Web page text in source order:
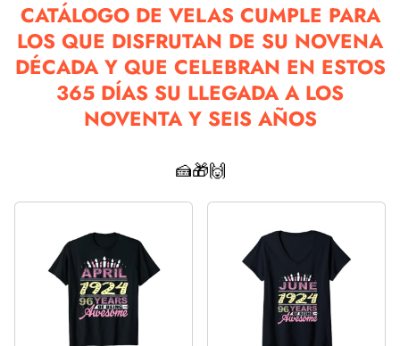
CATÁLOGO DE VELAS CUMPLE PARA
LOS QUE DISFRUTAN DE SU NOVENA
DÉCADA Y QUE CELEBRAN EN ESTOS
365 DÍAS SU LLEGADA A LOS
NOVENTA Y SEIS AÑOS
🍰🎁🙌